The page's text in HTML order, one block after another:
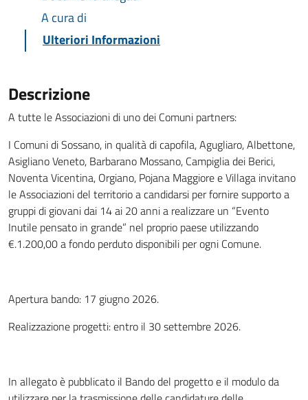
A cura di
Ulteriori Informazioni
Descrizione
A tutte le Associazioni di uno dei Comuni partners:
I Comuni di Sossano, in qualità di capofila, Agugliaro, Albettone,
Asigliano Veneto, Barbarano Mossano, Campiglia dei Berici,
Noventa Vicentina, Orgiano, Pojana Maggiore e Villaga invitano
le Associazioni del territorio a candidarsi per fornire supporto a
gruppi di giovani dai 14 ai 20 anni a realizzare un “Evento
Inutile pensato in grande” nel proprio paese utilizzando
€.1.200,00 a fondo perduto disponibili per ogni Comune.
Apertura bando: 17 giugno 2026.
Realizzazione progetti: entro il 30 settembre 2026.
In allegato è pubblicato il Bando del progetto e il modulo da